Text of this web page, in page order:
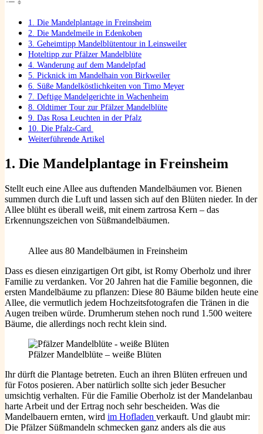
1. Die Mandelplantage in Freinsheim
2. Die Mandelmeile in Edenkoben
3. Geheimtipp Mandelblütentour in Leinsweiler
Hoteltipp zur Pfälzer Mandelblüte
4. Wanderung auf dem Mandelpfad
5. Picknick im Mandelhain von Birkweiler
6. Süße Mandelköstlichkeiten von Timo Meyer
7. Deftige Mandelgerichte in Wachenheim
8. Oldtimer Tour zur Pfälzer Mandelblüte
9. Das Rosa Leuchten in der Pfalz
10. Die Pfalz-Card
Weiterführende Artikel
1. Die Mandelplantage in Freinsheim
Stellt euch eine Allee aus duftenden Mandelbäumen vor. Bienen
summen durch die Luft und lassen sich auf den Blüten nieder. In der
Allee blüht es überall weiß, mit einem zartrosa Kern – das
Erkennungszeichen von Süßmandelbäumen.
Allee aus 80 Mandelbäumen in Freinsheim
Dass es diesen einzigartigen Ort gibt, ist Romy Oberholz und ihrer
Familie zu verdanken. Vor 20 Jahren hat die Familie begonnen, die
ersten Mandelbäume zu pflanzen: Diese 80 Bäume bilden heute eine
Allee, die vermutlich jedem Hochzeitsfotografen die Tränen in die
Augen treiben würde. Drumherum stehen noch rund 1.500 weitere
Bäume, die allerdings noch recht klein sind.
Pfälzer Mandelblüte – weiße Blüten
Ihr dürft die Plantage betreten. Euch an ihren Blüten erfreuen und
für Fotos posieren. Aber natürlich sollte sich jeder Besucher
umsichtig verhalten. Für die Familie Oberholz ist der Mandelanbau
harte Arbeit und der Ertrag noch sehr bescheiden. Was die
Mandelbauern ernten, wird im Hofladen verkauft. Und glaubt mir:
Die Pfälzer Süßmandeln schmecken ganz anders als die aus